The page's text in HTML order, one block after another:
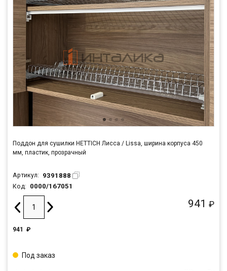
Поддон для сушилки HETTICH Лисса / Lissa, ширина корпуса 450
мм, пластик, прозрачный
Артикул: 9391888
Код: 0000/167051
941 ₽
941 ₽
Под заказ